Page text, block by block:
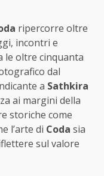
ripercorre oltre
incontri e
le oltre cinquanta
dal
a Sathkira
ai margini della
storiche come
l’arte di Coda sia
sul valore